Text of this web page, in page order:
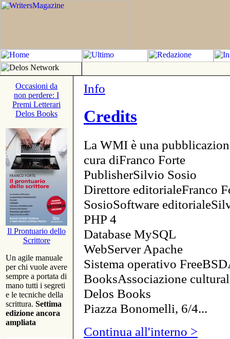
Occasioni da
non perdere: I
Premi Letterari
Delos Books
Il Prontuario dello
Scrittore
Un agile manuale
per chi vuole avere
sempre a portata di
mano tutti i segreti
e le tecniche della
scrittura. Settima
edizione ancora
ampliata
Info
Credits
La WMI è una
cura diFranco Forte
PublisherSilvio Sosio
Direttore editorialeFranco
SosioSoftware
PHP 4
Database MySQL
WebServer Apache
Sistema operativo
BooksAssociazione
Delos Books
Piazza Bonomelli, 6/4...
Continua all'interno >